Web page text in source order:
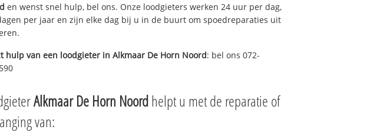
en wenst snel hulp, bel ons. Onze loodgieters werken 24 uur per dag,
per jaar en zijn elke dag bij u in de buurt om spoedreparaties uit
hulp van een loodgieter in Alkmaar De Horn Noord: bel ons 072-
Alkmaar De Horn Noordhelpt u met de reparatie of
van: